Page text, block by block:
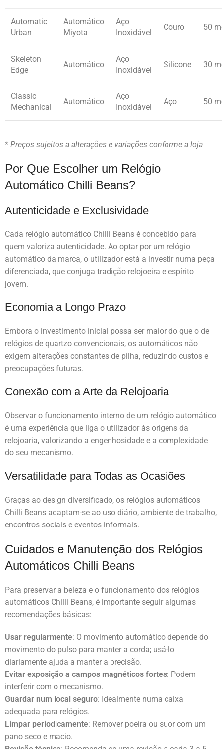
Automatic
Urban
Automático
Miyota
Aço
Inoxidável
Couro 50
Skeleton
Edge
Automático
Aço
Inoxidável
Silicone 30
Classic
Mechanical
Automático
Aço
Inoxidável
Aço 50
* Preços sujeitos a alterações e variações conforme a loja
Por Que Escolher um Relógio
Automático Chilli Beans?
Autenticidade e Exclusividade
Cada relógio automático Chilli Beans é concebido para
quem valoriza autenticidade. Ao optar por um relógio
automático da marca, o utilizador está a investir numa peça
diferenciada, que conjuga tradição relojoeira e espírito
jovem.
Economia a Longo Prazo
Embora o investimento inicial possa ser maior do que o de
relógios de quartzo convencionais, os automáticos não
exigem alterações constantes de pilha, reduzindo custos e
preocupações futuras.
Conexão com a Arte da Relojoaria
Observar o funcionamento interno de um relógio automático
é uma experiência que liga o utilizador às origens da
relojoaria, valorizando a engenhosidade e a complexidade
do seu mecanismo.
Versatilidade para Todas as Ocasiões
Graças ao design diversificado, os relógios automáticos
Chilli Beans adaptam-se ao uso diário, ambiente de trabalho,
encontros sociais e eventos informais.
Cuidados e Manutenção dos Relógios
Automáticos Chilli Beans
Para preservar a beleza e o funcionamento dos relógios
automáticos Chilli Beans, é importante seguir algumas
recomendações básicas:
Usar regularmente: O movimento automático depende do
movimento do pulso para manter a corda; usá-lo
diariamente ajuda a manter a precisão.
Evitar exposição a campos magnéticos fortes: Podem
interferir com o mecanismo.
Guardar num local seguro: Idealmente numa caixa
adequada para relógios.
Limpar periodicamente: Remover poeira ou suor com um
pano seco e macio.